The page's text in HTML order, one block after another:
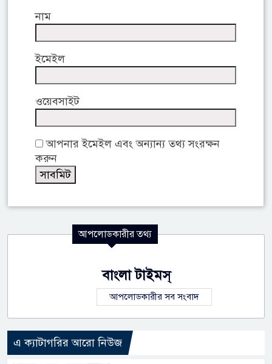
নাম
ইমেইল
ওয়েবসাইট
আপনার ইমেইল এবং অন্যান্য তথ্য সংরক্ষন
করুন
আপলোডকারীর তথ্য
বাংলা টাইমস্
আপলোডকারীর সব সংবাদ
এ ক্যাটাগরির আরো নিউজ